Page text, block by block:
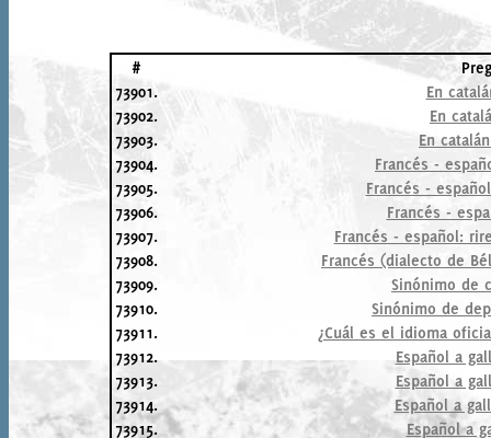
#
73901.
En
73902.
En
73903.
En
73904.
Francés -
73905.
Francés -
73906.
Francés -
73907.
Francés - español:
73908.
Francés (dialecto de
73909.
Sinónimo de
73910.
Sinónimo de
73911.
¿Cuál es el idioma
73912.
Español a
73913.
Español a
73914.
Español a
73915.
Español a